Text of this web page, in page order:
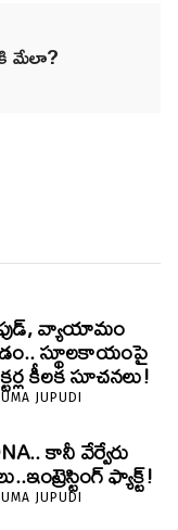
మేలా?
వ్యాయామం
స్థూలకాయంపై
కీలక సూచనలు!
UMA JUPUDI
కానీ వేర్వేరు
ఫ్యాక్ట్!
UMA JUPUDI